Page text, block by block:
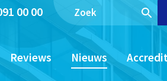
00 00
Reviews Nieuws